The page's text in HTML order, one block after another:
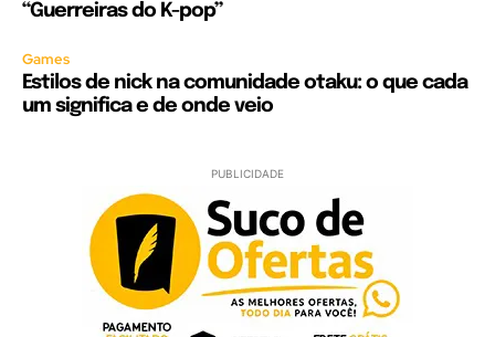
“Guerreiras do K-pop”
Games
Estilos de nick na comunidade otaku: o que cada
um significa e de onde veio
PUBLICIDADE